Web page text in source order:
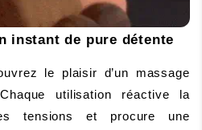
instant de pure détente
le plaisir d’un massage
utilisation réactive la
tensions et procure une